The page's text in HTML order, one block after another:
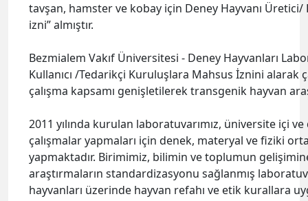
tavşan, hamster ve kobay için Deney Hayvanı Üretici/
izni” almıştır.
Bezmialem Vakıf Üniversitesi - Deney Hayvanları
Kullanıcı /Tedarikçi Kuruluşlara Mahsus İznini alarak
çalışma kapsamı genişletilerek transgenik hayvan
2011 yılında kurulan laboratuvarımız, üniversite içi
çalışmalar yapmaları için denek, materyal ve fiziki
yapmaktadır. Birimimiz, bilimin ve toplumun
araştırmaların standardizasyonu sağlanmış
hayvanları üzerinde hayvan refahı ve etik kurallara